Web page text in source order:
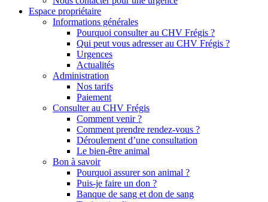
Espace propriétaire
Informations générales
Pourquoi consulter au CHV Frégis ?
Qui peut vous adresser au CHV Frégis ?
Urgences
Actualités
Administration
Nos tarifs
Paiement
Consulter au CHV Frégis
Comment venir ?
Comment prendre rendez-vous ?
Déroulement d’une consultation
Le bien-être animal
Bon à savoir
Pourquoi assurer son animal ?
Puis-je faire un don ?
Banque de sang et don de sang